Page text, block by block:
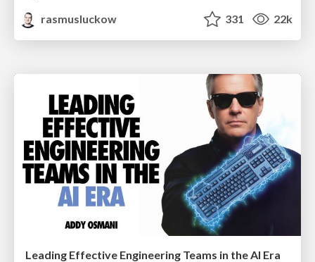
rasmusluckow
331 22k
Leading Effective Engineering Teams in the AI Era